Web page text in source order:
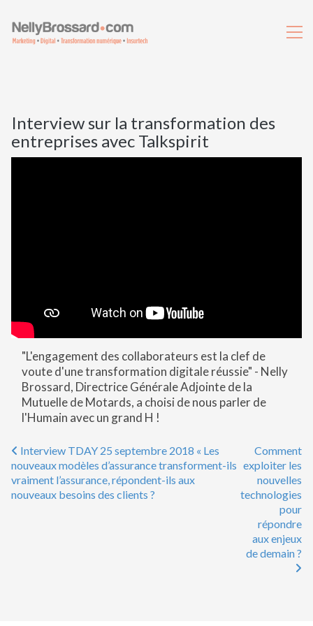
Interview sur la transformation des
entreprises avec Talkspirit
"L'engagement des collaborateurs est la clef de
voute d'une transformation digitale réussie" - Nelly
Brossard, Directrice Générale Adjointe de la
Mutuelle de Motards, a choisi de nous parler de
l'Humain avec un grand H !
Post navigation
Interview TDAY 25 septembre 2018 « Les
nouveaux modèles d’assurance transforment-ils
vraiment l’assurance, répondent-ils aux
nouveaux besoins des clients ?
Comment
exploiter les
nouvelles
technologies
pour
répondre
aux enjeux
de demain ?